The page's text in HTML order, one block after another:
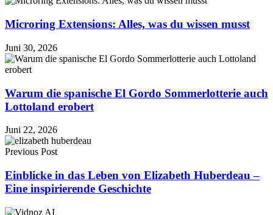
Microring Extensions: Alles, was du wissen musst
Juni 30, 2026
Warum die spanische El Gordo Sommerlotterie auch
Lottoland erobert
Juni 22, 2026
Previous Post
Einblicke in das Leben von Elizabeth Huberdeau –
Eine inspirierende Geschichte